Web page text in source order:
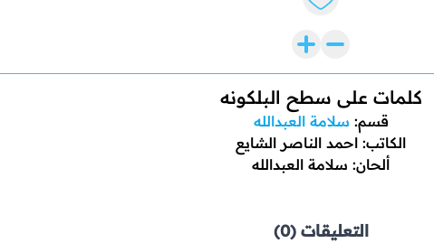
كلمات على سطح البلكونه
قسم: سلامة العبدالله
الكاتب: احمد الناصر الشايع
ألحان: سلامة العبدالله
التعليقات (0)